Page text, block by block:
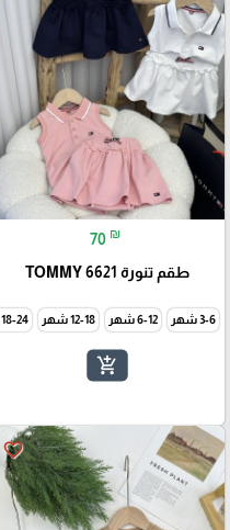
70 ₪
طقم تنورة TOMMY 6621
3-6 شهر 6-12 شهر 12-18 شهر 18-24 شهر
add_shopping_cart
favorite_border